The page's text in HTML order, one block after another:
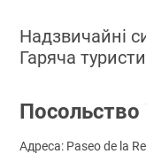
Надзвичайні
Гаряча
Посольство
Адреса: Paseo de la